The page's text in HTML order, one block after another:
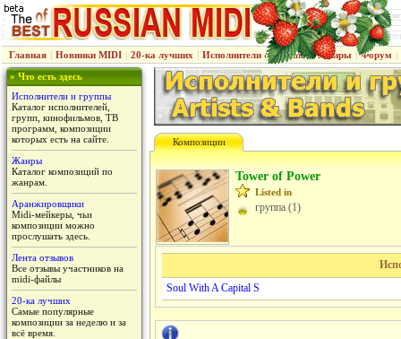
Главная | Новинки MIDI | 20-ка лучших | Исполнители & группы | Жанры | Форум |
» Что есть здесь
Исполнители и группы
Каталог исполнителей,
групп, кинофильмов, ТВ
программ, композиции
которых есть на сайте.
Жанры
Каталог композиций по
жанрам.
Аранжировщики
Midi-мейкеры, чьи
композиции можно
прослушать здесь.
Лента отзывов
Все отзывы участников на
midi-файлы
20-ка лучших
Самые популярные
композиции за неделю и за
всё время.
Композиции
Tower of Power
Listed in
группа (1)
Soul With A Capital S